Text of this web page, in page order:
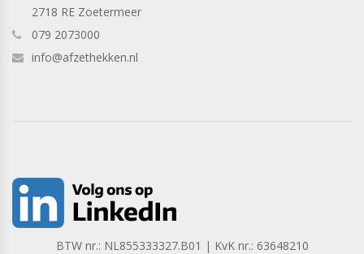
2718 RE Zoetermeer
079 2073000
info@afzethekken.nl
BTW nr.: NL855333327.B01 | KvK nr.: 63648210